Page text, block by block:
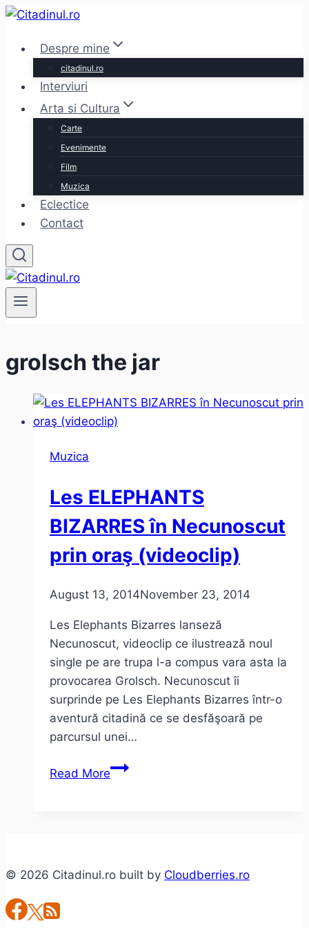
Skip
contentDespre mine
citadinul.ro
Interviuri
Arta si Cultura
Carte
Evenimente
Film
Muzica
Eclectice
Contact
grolsch the jar
Muzica
Les ELEPHANTS
BIZARRES în Necunoscut
prin oraş (videoclip)
August 13, 2014November 23, 2014
Les Elephants Bizarres lanseză
Necunoscut, videoclip ce ilustrează noul
single pe are trupa l-a compus vara asta la
provocarea Grolsch. Necunoscut îi
surprinde pe Les Elephants Bizarres într-o
aventură citadină ce se desfăşoară pe
parcursul unei…
Read MoreLes
oraş
© 2026 Citadinul.ro built by Cloudberries.ro